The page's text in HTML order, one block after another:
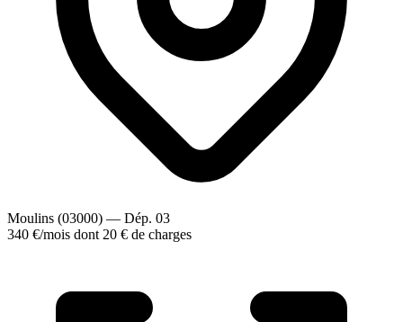
Moulins (03000) — Dép. 03
340 €/mois dont 20 € de charges